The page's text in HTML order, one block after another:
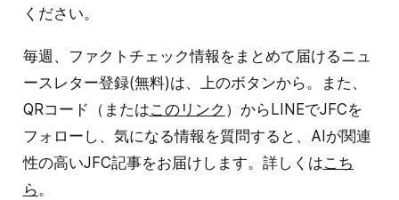
ください。
毎週、ファクトチェック情報をまとめて届けるニュ
ースレター登録(無料)は、上のボタンから。また、
QRコード（またはこのリンク ）からLINEでJFCを
フォローし、気になる情報を質問すると、AIが関連
性の高いJFC記事をお届けします。詳しくはこち
ら。